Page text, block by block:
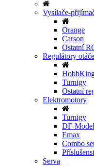
Vysílače-
Orange
Carson
Ostatní
Regulátory
Turnigy
Ostatní
Elektromotory
Turnigy
DF-
Emax
Combo
Serva